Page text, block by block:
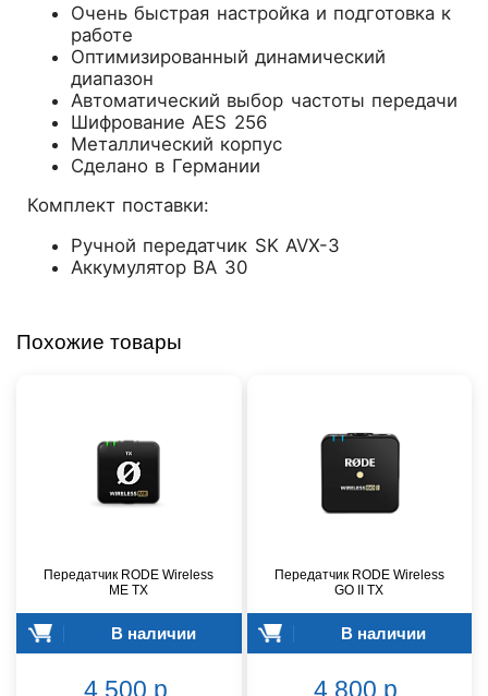
Очень быстрая настройка и подготовка к
работе
Оптимизированный динамический
диапазон
Автоматический выбор частоты передачи
Шифрование AES 256
Металлический корпус
Сделано в Германии
Комплект поставки:
Ручной передатчик SK AVX-3
Аккумулятор BA 30
Похожие товары
Передатчик RODE Wireless
ME TX
В наличии
4 500 р.
Передатчик RODE Wireless
GO II TX
В наличии
4 800 р.